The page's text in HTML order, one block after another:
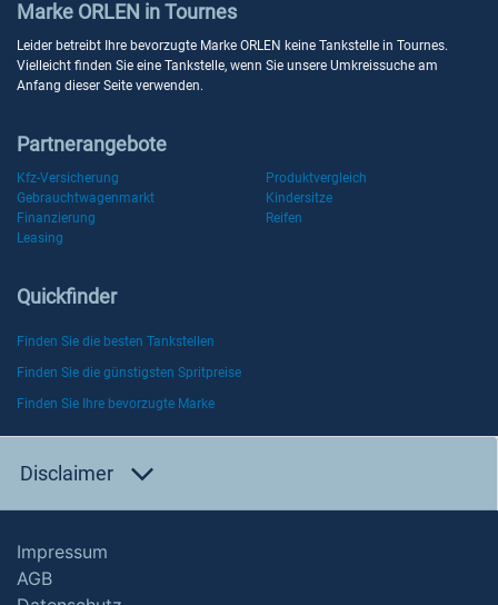
Marke ORLEN in Tournes
Leider betreibt Ihre bevorzugte Marke ORLEN keine Tankstelle in Tournes.
Vielleicht finden Sie eine Tankstelle, wenn Sie unsere Umkreissuche am
Anfang dieser Seite verwenden.
Partnerangebote
Kfz-Versicherung
Produktvergleich
Gebrauchtwagenmarkt
Kindersitze
Finanzierung
Reifen
Leasing
Quickfinder
Finden Sie die besten Tankstellen
Finden Sie die günstigsten Spritpreise
Finden Sie Ihre bevorzugte Marke
Disclaimer
Impressum
AGB